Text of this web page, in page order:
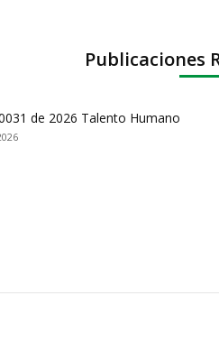
Publicaciones
de 2026 Talento Humano